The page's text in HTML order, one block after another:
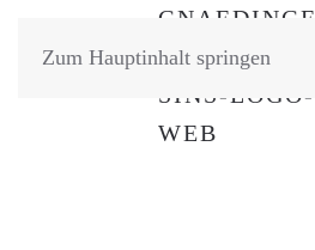
Zum Hauptinhalt springen